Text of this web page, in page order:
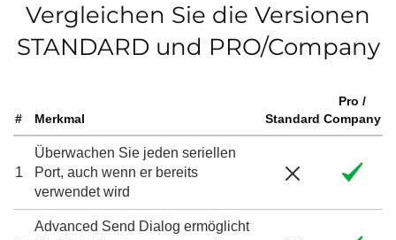
Vergleichen Sie die Versionen
STANDARD und PRO/Company
# Merkmal Standard
Pro /
Company
1
Überwachen Sie jeden seriellen
Port, auch wenn er bereits
verwendet wird
Advanced Send Dialog ermöglicht